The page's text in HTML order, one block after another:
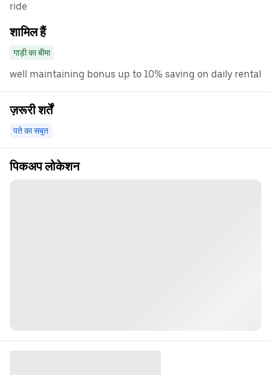
ride
शामिल हैं
गाड़ी का बीमा
well maintaining bonus up to 10% saving on daily rental
ज़रूरी शर्तें
पते का सबूत
पिकअप लोकेशन